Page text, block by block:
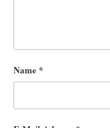
Name *